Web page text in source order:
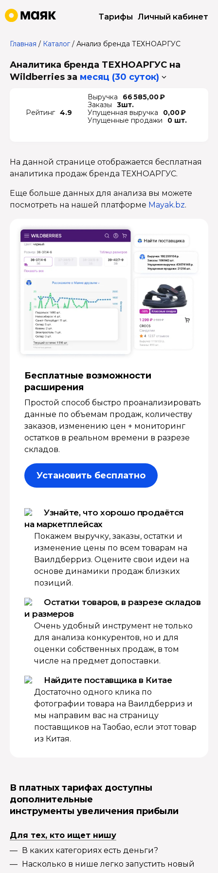
Тарифы Личный кабинет
Главная / Каталог/ Анализ бренда ТЕХНОАРГУС
Аналитика бренда ТЕХНОАРГУС на
Wildberries за месяц (30 суток)
Рейтинг 4.9
Выручка
66 585,00 ₽
Заказы
3шт.
Упущенная выручка
0,00 ₽
Упущенные продажи
0 шт.
На данной странице отображается бесплатная
аналитика продаж бренда ТЕХНОАРГУС.
Еще больше данных для анализа вы можете
посмотреть на нашей платформе Mayak.bz.
Бесплатные возмож­ности
расширения
Простой способ быстро проанализировать
данные по объемам продаж, количеству
заказов, изменению цен + мониторинг
остатков в реальном времени в разрезе
складов.
Установить бесплатно
Узнайте, что хорошо продаётся
на маркетплейсах
Покажем выручку, заказы, остатки и
изменение цены по всем товарам на
Ваилдберриз. Оцените свои идеи на
основе динамики продаж близких
позиций.
Остатки товаров, в разрезе складов
и размеров
Очень удобный инструмент не только
для анализа конкурентов, но и для
оценки собственных продаж, в том
числе на предмет допоставки.
Найдите поставщика в Китае
Достаточно одного клика по
фотографии товара на Ваилдберриз и
мы направим вас на страницу
поставщиков на Таобао, если этот товар
из Китая.
В платных тарифах доступны
дополнительные
инструменты увеличения прибыли
Для тех, кто ищет нишу
В каких категориях есть деньги?
Насколько в нише легко запустить новый